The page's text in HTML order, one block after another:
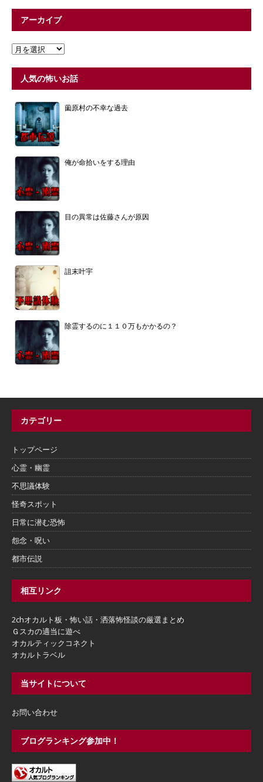
アーカイブ
人気の怖いお話
薗原村の不幸な過去
俺が命拾いをする理由
目の異常は佐藤さんが原因
詛末叶宇
除霊するのに１１０万もかかるの？
カテゴリー
トップページ
心霊・幽霊
不思議体験
怪奇スポット
日常に潜む恐怖
怨念・呪い
都市伝説
相互リンク
2chオカルト板・怖い話・洒落怖怪談の厳選まとめ
Ｇスカの適当に遊べ
オカルティックコネクト
オカルトラベル
当サイトについて
お問い合わせ
ブログランキング参加中！